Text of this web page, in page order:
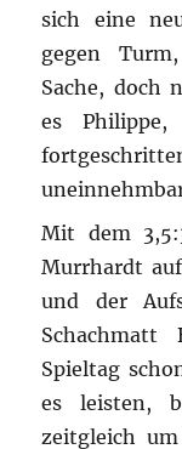
sich eine
gegen
Sache, doch
es
Mit dem
Murrhardt
und der
Spieltag
es leisten,
zeitgleich